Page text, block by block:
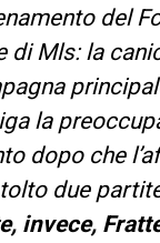
del
di Mls: la
la
dopo che
due
invece,